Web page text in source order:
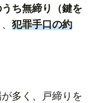
ち無締り（鍵を
、 犯罪手口の約
多く、戸締りを